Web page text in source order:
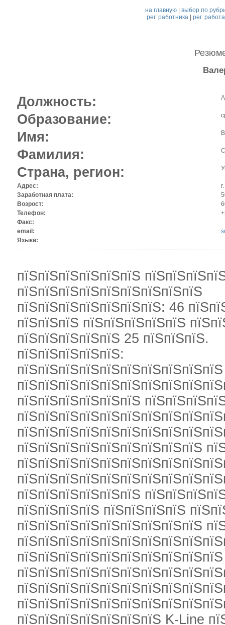
на главную |выбор по
рег. работника| рег.
Должность:
Образование:
Имя:
Фамилия:
Страна, регион:
Адрес:
Заработная плата:
Возрост:
Телефон:
Факс:
email:
Языки:
пїЅпїЅпїЅпїЅпїЅпїЅ
пїЅпїЅпїЅпїЅпїЅпїЅпїЅпїЅпїЅ
пїЅпїЅпїЅпїЅпїЅпїЅпїЅ: 46
пїЅпїЅпїЅ пїЅпїЅпїЅпїЅпїЅ
пїЅпїЅпїЅпїЅпїЅ 25 пїЅпїЅпїЅ.
пїЅпїЅпїЅпїЅпїЅ:
пїЅпїЅпїЅпїЅпїЅпїЅ
пїЅпїЅпїЅпїЅпїЅпїЅпїЅпїЅпїЅ
пїЅпїЅпїЅпїЅпїЅпїЅ
пїЅпїЅпїЅпїЅ пїЅпїЅпїЅпїЅ
пїЅпїЅпїЅпїЅпїЅпїЅпїЅпїЅпїЅ
пїЅпїЅпїЅпїЅпїЅпїЅпїЅ K-Line